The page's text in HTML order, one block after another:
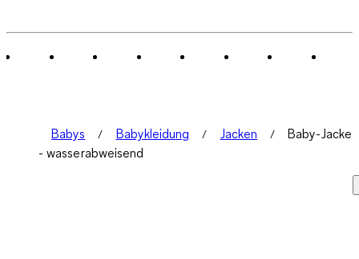
Babys Babykleidung Jacken
Baby-Jacke
- wasserabweisend